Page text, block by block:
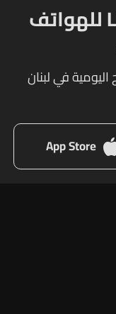
حمل الآن تطبيق LBCI للهواتف
اليومية في لبنان
App Store